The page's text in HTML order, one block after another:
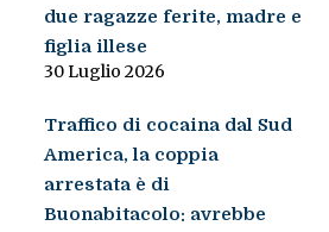
due ragazze ferite, madre e
figlia illese
30 Luglio 2026
Traffico di cocaina dal Sud
America, la coppia
arrestata è di
Buonabitacolo: avrebbe